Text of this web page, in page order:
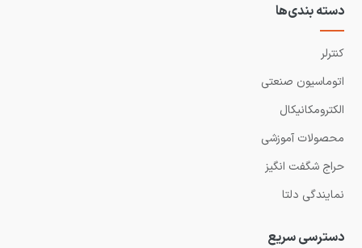
دسته بندی‌ها
کنترلر
اتوماسیون صنعتی
الکترومکانیکال
محصولات آموزشی
حراج شگفت انگیز
نمایندگی دلتا
دسترسی سریع